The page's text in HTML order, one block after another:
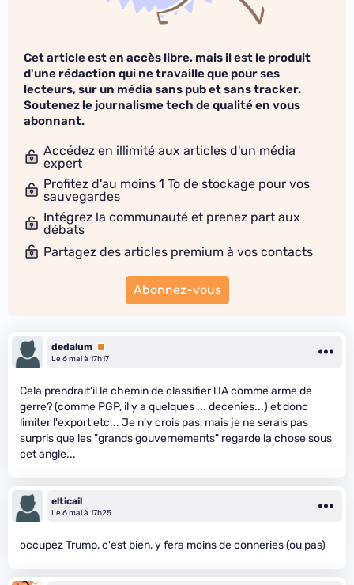
Cet article est en accès libre, mais il est le produit
d'une rédaction qui ne travaille que pour ses
lecteurs, sur un média sans pub et sans tracker.
Soutenez le journalisme tech de qualité en vous
abonnant.
Accédez en illimité aux articles d'un média
expert
Profitez d'au moins 1 To de stockage pour vos
sauvegardes
Intégrez la communauté et prenez part aux
débats
Partagez des articles premium à vos contacts
Abonnez-vous
dedalum Premium
Le 6 mai à 17h17
Cela prendrait'il le chemin de classifier l'IA comme arme de
gerre? (comme PGP, il y a quelques ... decenies...) et donc
limiter l'export etc... Je n'y crois pas, mais je ne serais pas
surpris que les "grands gouvernements" regarde la chose sous
cet angle...
elticail
Le 6 mai à 17h25
occupez Trump, c'est bien, y fera moins de conneries (ou pas)